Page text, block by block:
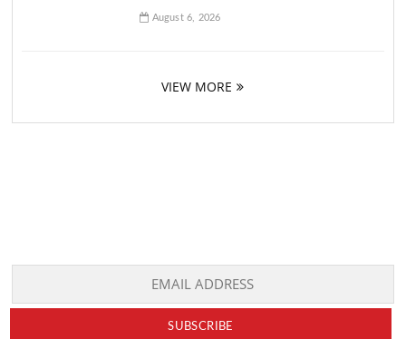
August 6, 2026
VIEW MORE